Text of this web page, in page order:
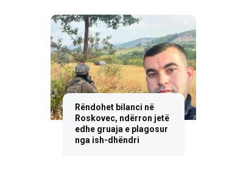
Rëndohet bilanci në
Roskovec, ndërron jetë
edhe gruaja e plagosur
nga ish-dhëndri